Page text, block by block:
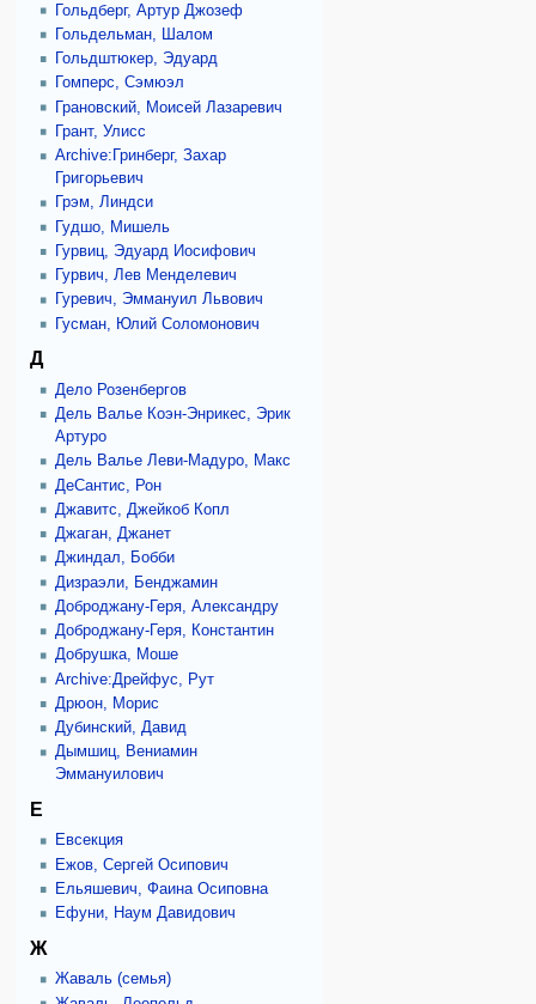
Гольдберг, Артур Джозеф
Гольдельман, Шалом
Гольдштюкер, Эдуард
Гомперс, Сэмюэл
Грановский, Моисей Лазаревич
Грант, Улисс
Archive:Гринберг, Захар
Григорьевич
Грэм, Линдси
Гудшо, Мишель
Гурвиц, Эдуард Иосифович
Гурвич, Лев Менделевич
Гуревич, Эммануил Львович
Гусман, Юлий Соломонович
Д
Дело Розенбергов
Дель Валье Коэн-Энрикес, Эрик
Артуро
Дель Валье Леви-Мадуро, Макс
ДеСантис, Рон
Джавитс, Джейкоб Копл
Джаган, Джанет
Джиндал, Бобби
Дизраэли, Бенджамин
Доброджану-Геря, Александру
Доброджану-Геря, Константин
Добрушка, Моше
Archive:Дрейфус, Рут
Дрюон, Морис
Дубинский, Давид
Дымшиц, Вениамин
Эммануилович
Е
Евсекция
Ежов, Сергей Осипович
Ельяшевич, Фаина Осиповна
Ефуни, Наум Давидович
Ж
Жаваль (семья)